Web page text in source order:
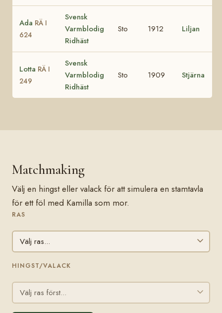
Ada RÄ I
624
Svensk
Varmblodig
Ridhäst
Sto 1912 Liljan
Lotta RÄ I
249
Svensk
Varmblodig
Ridhäst
Sto 1909 Stjärna
Matchmaking
Välj en hingst eller valack för att simulera en stamtavla
för ett föl med Kamilla som mor.
RAS
HINGST/VALACK